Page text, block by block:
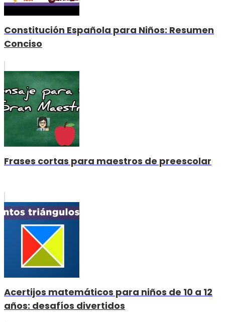
Constitución Española para Niños: Resumen
Conciso
Frases cortas para maestros de preescolar
Acertijos matemáticos para niños de 10 a 12
años: desafíos divertidos